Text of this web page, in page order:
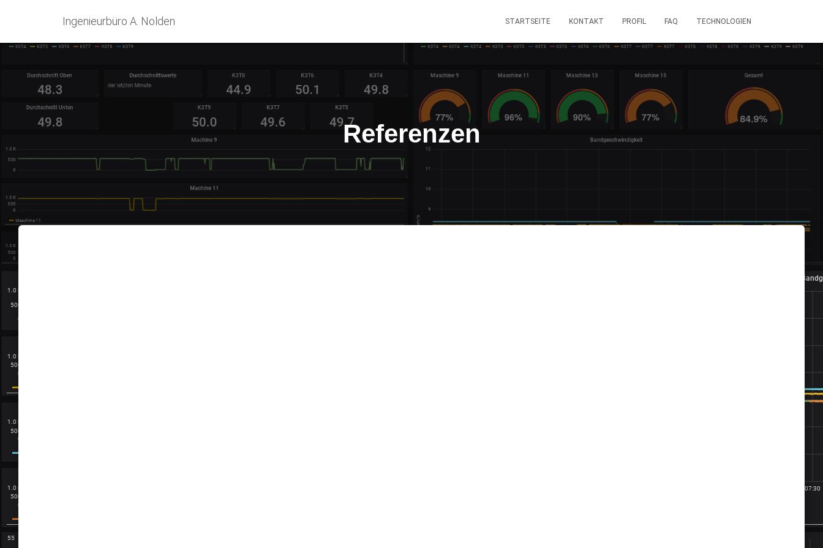
Ingenieurbüro A. Nolden STARTSEITE KONTAKT PROFIL FAQ TECHNOLOGIEN
Referenzen